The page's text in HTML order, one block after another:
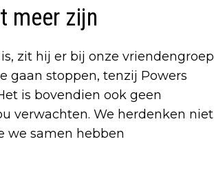
meer zijn
zit hij er bij onze vriendengroep
gaan stoppen, tenzij Powers
is bovendien ook geen
verwachten. We herdenken niet
we samen hebben